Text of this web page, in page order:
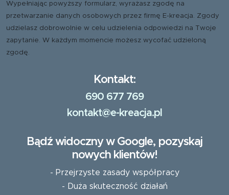
Wypełniając powyższy formularz, wyrażasz zgodę na
przetwarzanie danych osobowych przez firmę E-kreacja. Zgody
udzielasz dobrowolnie w celu udzielenia odpowiedzi na Twoje
zapytanie. W każdym momencie możesz wycofać udzieloną
zgodę.
Kontakt:
690 677 769
kontakt@e-kreacja.pl
Bądź widoczny w Google, pozyskaj
nowych klientów!
- Przejrzyste zasady współpracy
- Duża skuteczność działań